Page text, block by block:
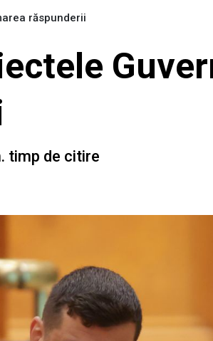
răspunderii
timp de citire